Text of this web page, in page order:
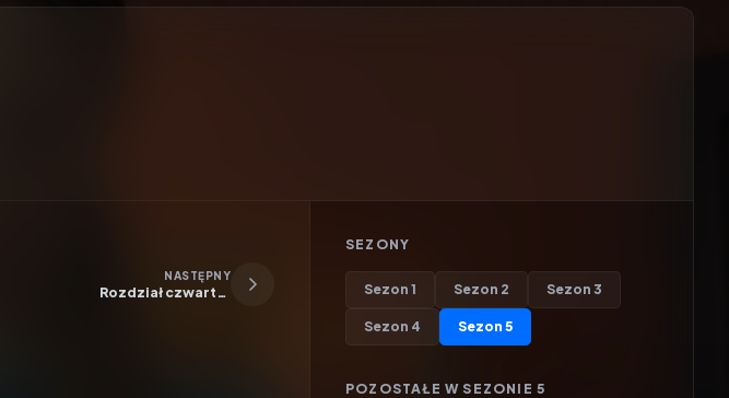
NASTĘPNY
Rozdział czwarty:
SEZONY
Sezon 1 Sezon 2 Sezon 3
Sezon 4 Sezon 5
POZOSTAŁE W SEZONIE 5